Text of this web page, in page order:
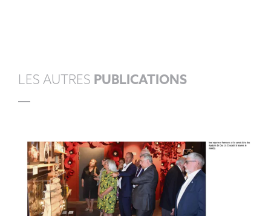
LES AUTRES PUBLICATIONS